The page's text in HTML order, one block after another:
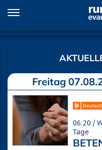
zum
Inhalt
Freitag
06:20
Tage